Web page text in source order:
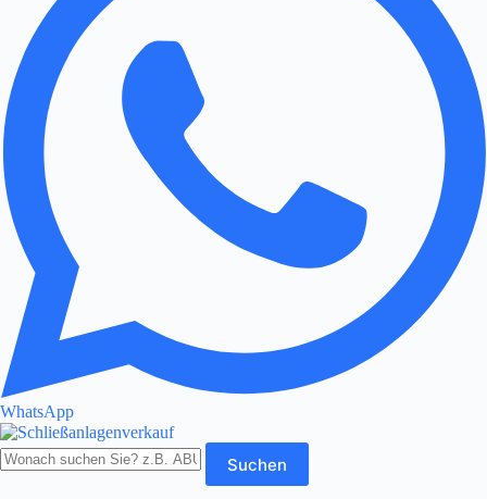
WhatsApp
Produkte
durchsuchen
Suchen